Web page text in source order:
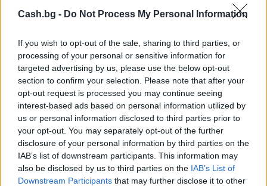
Cash.bg - Do Not Process My Personal Information
If you wish to opt-out of the sale, sharing to third parties, or
processing of your personal or sensitive information for
targeted advertising by us, please use the below opt-out
section to confirm your selection. Please note that after your
opt-out request is processed you may continue seeing
interest-based ads based on personal information utilized by
us or personal information disclosed to third parties prior to
your opt-out. You may separately opt-out of the further
disclosure of your personal information by third parties on the
IAB’s list of downstream participants. This information may
also be disclosed by us to third parties on the IAB’s List of
Downstream Participants that may further disclose it to other
Астронавти на NASA излязоха в
открития космос
07.08.2026 / 15:00